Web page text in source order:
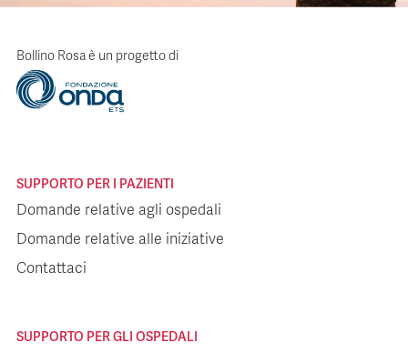
Bollino Rosa è un progetto di
SUPPORTO PER I PAZIENTI
Domande relative agli ospedali
Domande relative alle iniziative
Contattaci
SUPPORTO PER GLI OSPEDALI